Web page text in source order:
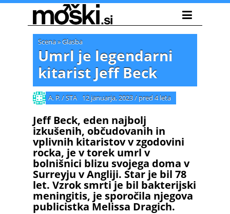
Scena»Glasba
Umrl je legendarni
kitarist Jeff Beck
A. P. / STA 12 januarja, 2023/ pred 4 leta
Jeff Beck, eden najbolj
izkušenih, občudovanih in
vplivnih kitaristov v zgodovini
rocka, je v torek umrl v
bolnišnici blizu svojega doma v
Surreyju v Angliji. Star je bil 78
let. Vzrok smrti je bil bakterijski
meningitis, je sporočila njegova
publicistka Melissa Dragich.